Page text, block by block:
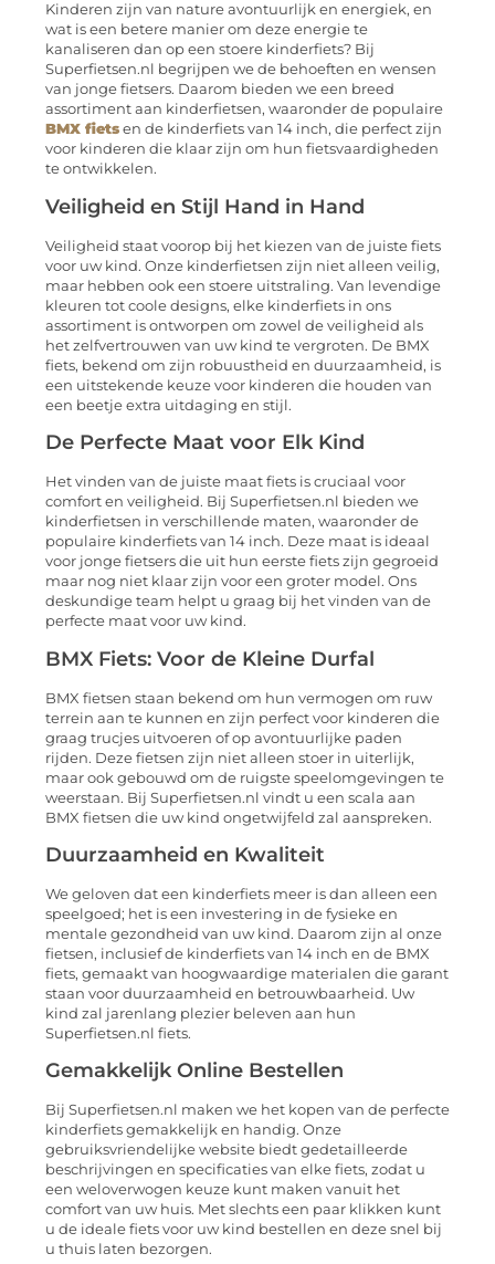
Kinderen zijn van nature avontuurlijk en energiek, en
wat is een betere manier om deze energie te
kanaliseren dan op een stoere kinderfiets? Bij
Superfietsen.nl begrijpen we de behoeften en wensen
van jonge fietsers. Daarom bieden we een breed
assortiment aan kinderfietsen, waaronder de populaire
BMX fiets en de kinderfiets van 14 inch, die perfect zijn
voor kinderen die klaar zijn om hun fietsvaardigheden
te ontwikkelen.
Veiligheid en Stijl Hand in Hand
Veiligheid staat voorop bij het kiezen van de juiste fiets
voor uw kind. Onze kinderfietsen zijn niet alleen veilig,
maar hebben ook een stoere uitstraling. Van levendige
kleuren tot coole designs, elke kinderfiets in ons
assortiment is ontworpen om zowel de veiligheid als
het zelfvertrouwen van uw kind te vergroten. De BMX
fiets, bekend om zijn robuustheid en duurzaamheid, is
een uitstekende keuze voor kinderen die houden van
een beetje extra uitdaging en stijl.
De Perfecte Maat voor Elk Kind
Het vinden van de juiste maat fiets is cruciaal voor
comfort en veiligheid. Bij Superfietsen.nl bieden we
kinderfietsen in verschillende maten, waaronder de
populaire kinderfiets van 14 inch. Deze maat is ideaal
voor jonge fietsers die uit hun eerste fiets zijn gegroeid
maar nog niet klaar zijn voor een groter model. Ons
deskundige team helpt u graag bij het vinden van de
perfecte maat voor uw kind.
BMX Fiets: Voor de Kleine Durfal
BMX fietsen staan bekend om hun vermogen om ruw
terrein aan te kunnen en zijn perfect voor kinderen die
graag trucjes uitvoeren of op avontuurlijke paden
rijden. Deze fietsen zijn niet alleen stoer in uiterlijk,
maar ook gebouwd om de ruigste speelomgevingen te
weerstaan. Bij Superfietsen.nl vindt u een scala aan
BMX fietsen die uw kind ongetwijfeld zal aanspreken.
Duurzaamheid en Kwaliteit
We geloven dat een kinderfiets meer is dan alleen een
speelgoed; het is een investering in de fysieke en
mentale gezondheid van uw kind. Daarom zijn al onze
fietsen, inclusief de kinderfiets van 14 inch en de BMX
fiets, gemaakt van hoogwaardige materialen die garant
staan voor duurzaamheid en betrouwbaarheid. Uw
kind zal jarenlang plezier beleven aan hun
Superfietsen.nl fiets.
Gemakkelijk Online Bestellen
Bij Superfietsen.nl maken we het kopen van de perfecte
kinderfiets gemakkelijk en handig. Onze
gebruiksvriendelijke website biedt gedetailleerde
beschrijvingen en specificaties van elke fiets, zodat u
een weloverwogen keuze kunt maken vanuit het
comfort van uw huis. Met slechts een paar klikken kunt
u de ideale fiets voor uw kind bestellen en deze snel bij
u thuis laten bezorgen.